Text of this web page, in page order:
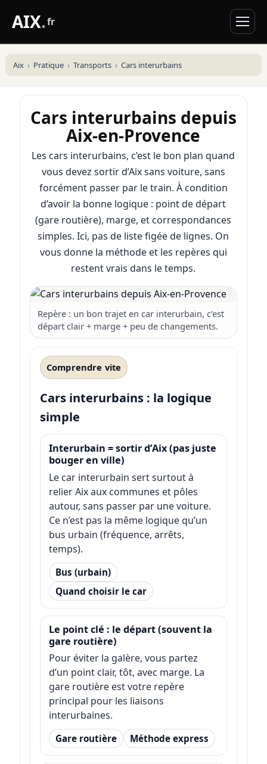
AIX.fr
Aix Pratique Transports Cars interurbains
Cars interurbains depuis
Aix-en-Provence
Les cars interurbains, c’est le bon plan quand
vous devez sortir d’Aix sans voiture, sans
forcément passer par le train. À condition
d’avoir la bonne logique : point de départ
(gare routière), marge, et correspondances
simples. Ici, pas de liste figée de lignes. On
vous donne la méthode et les repères qui
restent vrais dans le temps.
Repère : un bon trajet en car interurbain, c’est
départ clair + marge + peu de changements.
Comprendre vite
Cars interurbains : la logique
simple
Interurbain = sortir d’Aix (pas juste
bouger en ville)
Le car interurbain sert surtout à
relier Aix aux communes et pôles
autour, sans passer par une voiture.
Ce n’est pas la même logique qu’un
bus urbain (fréquence, arrêts,
temps).
Bus (urbain)
Quand choisir le car
Le point clé : le départ (souvent la
gare routière)
Pour éviter la galère, vous partez
d’un point clair, tôt, avec marge. La
gare routière est votre repère
principal pour les liaisons
interurbaines.
Gare routière Méthode express